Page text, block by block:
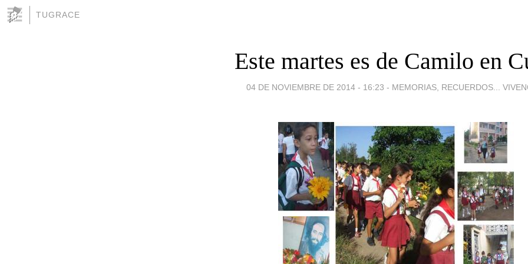
TUGRACE
Este martes es de Camilo en
04 DE NOVIEMBRE DE 2014 - 16:23 - MEMORIAS, RECUERDOS...